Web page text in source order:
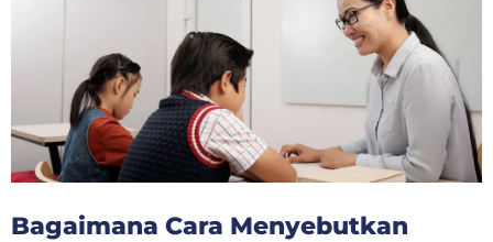
Bagaimana Cara Menyebutkan